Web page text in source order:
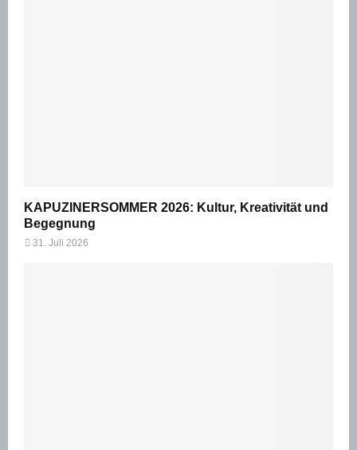
KAPUZINERSOMMER 2026: Kultur, Kreativität und
Begegnung
31. Juli 2026